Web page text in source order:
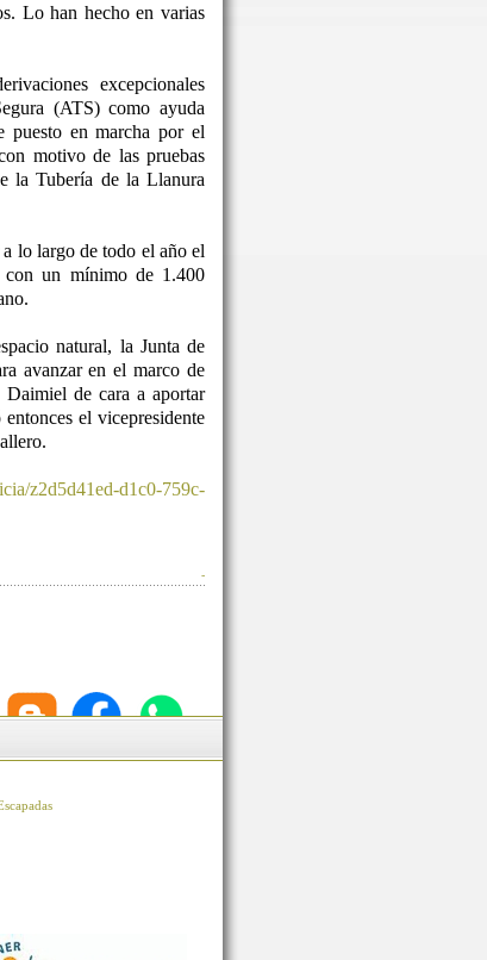
Lo han hecho en varias
excepcionales
(ATS) como ayuda
puesto en marcha por el
motivo de las pruebas
la Tubería de la Llanura
lo largo de todo el año el
con un mínimo de 1.400
natural, la Junta de
avanzar en el marco de
Daimiel de cara a aportar
el vicepresidente
z2d5d41ed-d1c0-759c-
-